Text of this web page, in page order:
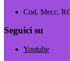
Cod. Mecc.
Seguici su
Youtube